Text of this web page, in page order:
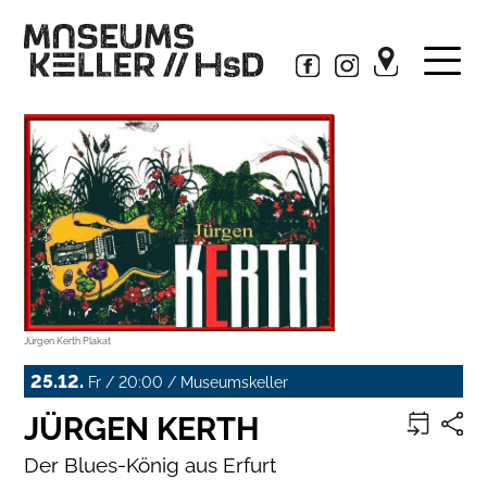
Jürgen Kerth Plakat
25.12. Fr / 20:00 / Museumskeller
JÜRGEN KERTH
Der Blues-König aus Erfurt